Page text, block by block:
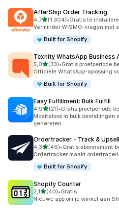
AfterShip Order Tracking
4,7van 5 sterren
(1.304)
1304 recensies in totaal
•Gratis te
Verminder WISMO-vragen met
Built for Shopify
Texnity WhatsApp Business
5,0van 5 sterren
(33)
33 recensies in totaal
•Gratis proefperiode
Officiële WhatsApp-oplossing
Built for Shopify
Easy Fulfillment: Bulk Fulfill
4,9van 5 sterren
(21)
21 recensies in totaal
•Gratis proefperiode
Moeiteloos in bulk
genereren
Ordertracker ‑ Track & Upsell
4,3van 5 sterren
(46)
46 recensies in totaal
•Gratis abonnement
Ordertracker maakt
Built for Shopify
Shopify Counter
2,1van 5 sterren
(40)
40 recensies in totaal
•Gratis
Nieuwe app om je winkel aan